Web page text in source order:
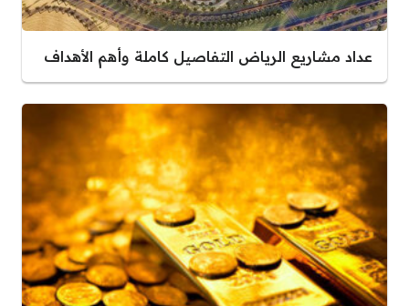
عداد مشاريع الرياض التفاصيل كاملة وأهم الأهداف